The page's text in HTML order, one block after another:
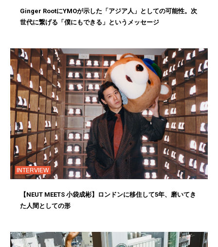
Ginger RootにYMOが示した「アジア人」としての可能性。次
世代に繋げる「僕にもできる」というメッセージ
INTERVIEW
【NEUT MEETS 小袋成彬】ロンドンに移住して5年、磨いてき
た人間としての形